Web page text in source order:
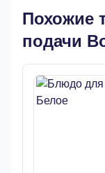
Похожие
подачи